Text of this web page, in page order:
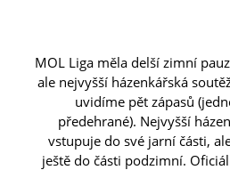
MOL Liga měla delší zimní
ale nejvyšší házenkářská
uvidíme pět zápasů
předehrané). Nejvyšší
vstupuje do své jarní části,
ještě do části podzimní.